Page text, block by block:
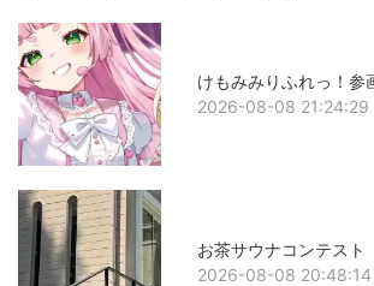
けもみみりふれっ！参
2026-08-08 21:24:29
お茶サウナコンテスト
2026-08-08 20:48:14